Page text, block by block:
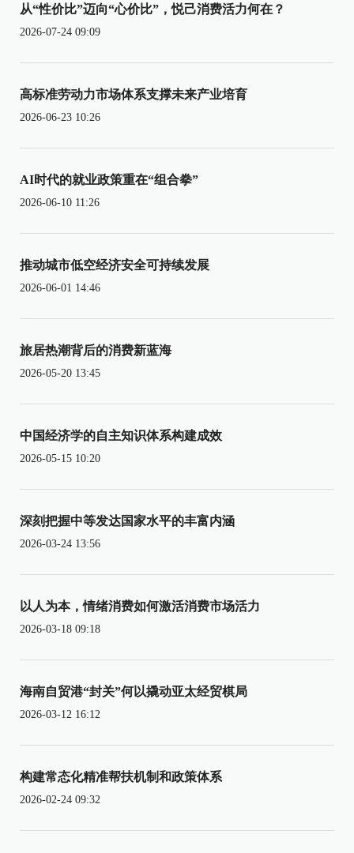
从“性价比”迈向“心价比”，悦己消费活力何在？
2026-07-24 09:09
高标准劳动力市场体系支撑未来产业培育
2026-06-23 10:26
AI时代的就业政策重在“组合拳”
2026-06-10 11:26
推动城市低空经济安全可持续发展
2026-06-01 14:46
旅居热潮背后的消费新蓝海
2026-05-20 13:45
中国经济学的自主知识体系构建成效
2026-05-15 10:20
深刻把握中等发达国家水平的丰富内涵
2026-03-24 13:56
以人为本，情绪消费如何激活消费市场活力
2026-03-18 09:18
海南自贸港“封关”何以撬动亚太经贸棋局
2026-03-12 16:12
构建常态化精准帮扶机制和政策体系
2026-02-24 09:32